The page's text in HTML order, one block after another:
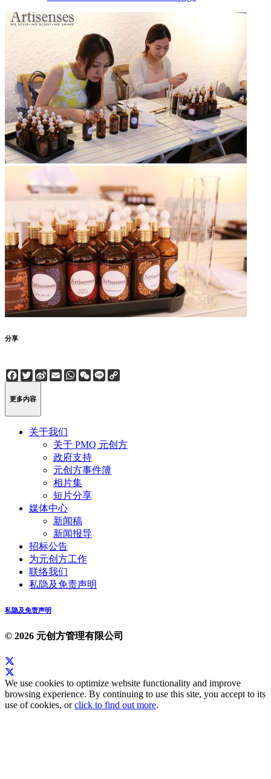
分享
Facebook
Twitter
Sina
Weibo
EmailWhatsApp
WeChat
Line
更多内容
关于我们
关于 PMQ 元创方
政府支持
元创方事件簿
相片集
短片分享
媒体中心
新闻稿
新闻报导
招标公告
为元创方工作
联络我们
私隐及免责声明
私隐及免责声明
© 2026 元创方管理有限公司
We use cookies to optimize website functionality and improve
browsing experience. By continuing to use this site, you accept to its
use of cookies, orclick to find out more.